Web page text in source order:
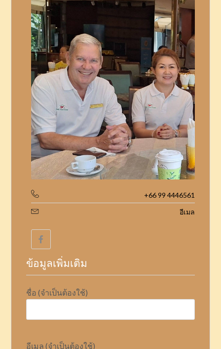
+66 99 4446561
อีเมล
ข้อมูลเพิ่มเติม
ชื่อ (จำเป็นต้องใช้)
อีเมล (จำเป็นต้องใช้)